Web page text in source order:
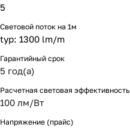
5
Световой поток на 1м
typ: 1300 lm/m
Гарантийный срок
5 год(а)
Расчетная световая эффективность
100 лм/Вт
Напряжение (прайс)